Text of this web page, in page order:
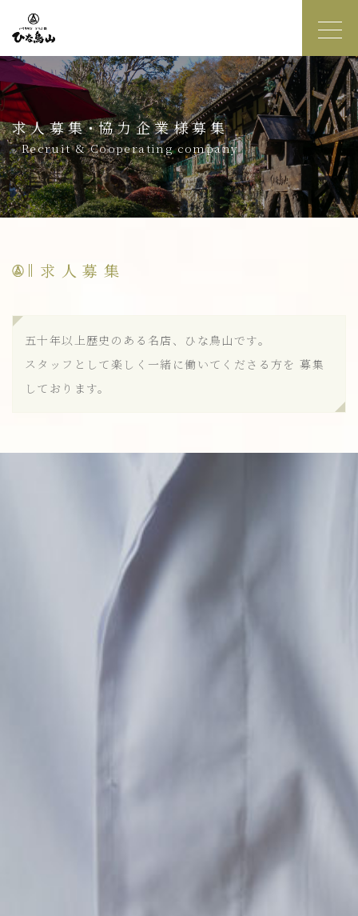
求人募集･協力企業様募集
- Recruit & Cooperating company
求人募集
五十年以上歴史のある名店、ひな鳥山です。
スタッフとして楽しく一緒に働いてくださる方を 募集
しております。